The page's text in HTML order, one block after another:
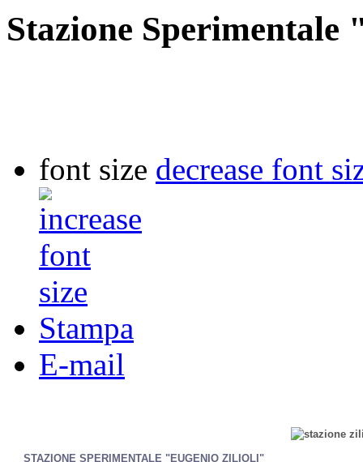
Stazione
font size decrease font
Stampa
E-mail
STAZIONE SPERIMENTALE "EUGENIO ZILIOLI"